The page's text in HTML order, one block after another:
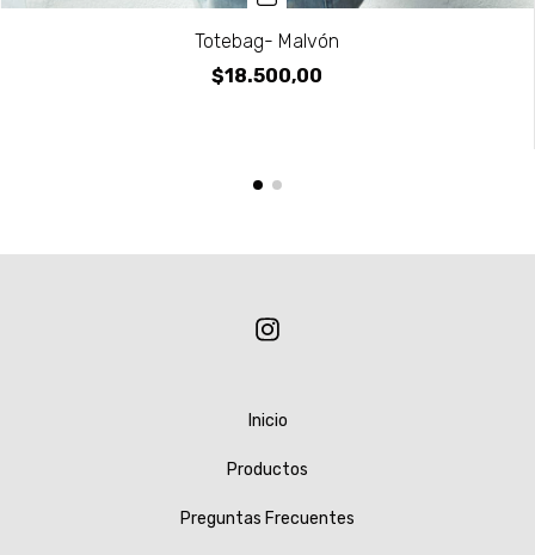
Totebag- Malvón
$18.500,00
Inicio
Productos
Preguntas Frecuentes